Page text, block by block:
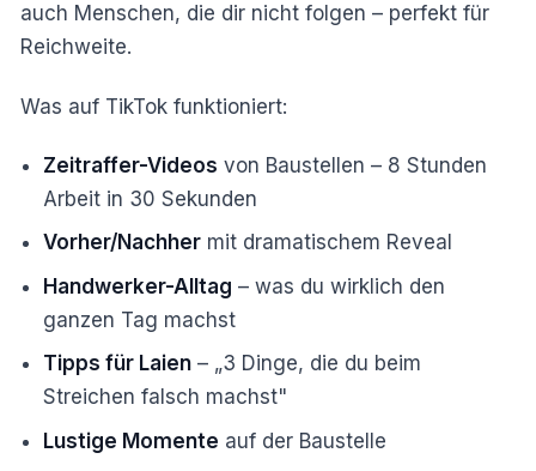
auch Menschen, die dir nicht folgen – perfekt für
Reichweite.
Was auf TikTok funktioniert:
Zeitraffer-Videos von Baustellen – 8 Stunden
Arbeit in 30 Sekunden
Vorher/Nachher mit dramatischem Reveal
Handwerker-Alltag – was du wirklich den
ganzen Tag machst
Tipps für Laien – „3 Dinge, die du beim
Streichen falsch machst"
Lustige Momente auf der Baustelle